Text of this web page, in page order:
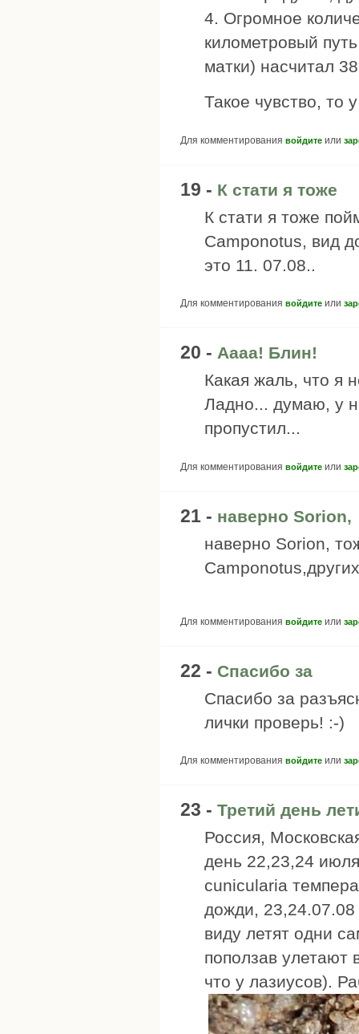
4. Огромное
километровый
матки) насчитал
Такое чувство, то
Для комментирования войдите или
19 - К стати я тоже
К стати я тоже
Camponotus, вид
это 11. 07.08..
Для комментирования войдите или
20 - Аааа! Блин!
Какая жаль, что я
Ладно... думаю, у
пропустил...
Для комментирования войдите или
21 - наверно Sorion,
наверно Sorion,
Для комментирования войдите или
22 - Спасибо за
Спасибо за
лички проверь! :-)
Для комментирования войдите или
23 - Третий день
Россия,
день 22,23,24
cunicularia
дожди, 23,24.07.08
виду летят одни
поползав улетают
что у лазиусов).